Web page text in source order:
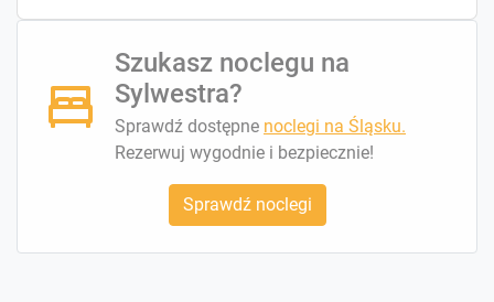
Szukasz noclegu na
Sylwestra?
Sprawdź dostępne noclegi na Śląsku.
Rezerwuj wygodnie i bezpiecznie!
Sprawdź noclegi